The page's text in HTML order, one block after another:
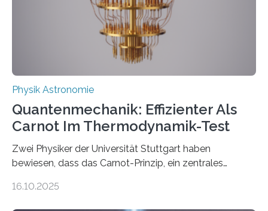
internationale Forschungsgruppe um den
Physik Astronomie
Quantenmechanik: Effizienter Als
Carnot Im Thermodynamik-Test
Zwei Physiker der Universität Stuttgart haben
bewiesen, dass das Carnot-Prinzip, ein zentrales
Größenordnung von Atomen gilt, deren physikalische
16.10.2025